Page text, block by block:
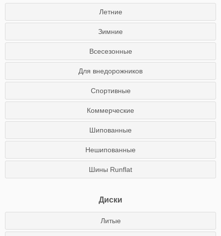
Летние
Зимние
Всесезонные
Для внедорожников
Спортивные
Коммерческие
Шипованные
Нешипованные
Шины Runflat
Диски
Литые